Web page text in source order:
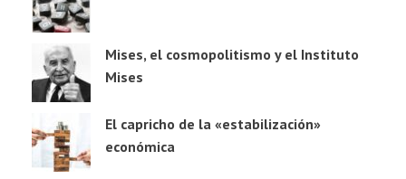
Mises, el cosmopolitismo y el Instituto
Mises
El capricho de la «estabilización»
económica